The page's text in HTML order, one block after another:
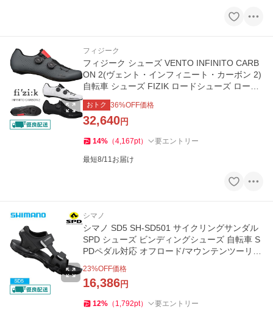
フィジーク
フィジーク シューズ VENTO INFINITO CARB
ON 2(ヴェント・インフィニート・カーボン 2)
自転車 シューズ FIZIK ロードシューズ ロード
バイク
おトク 36%OFF価格
32,640円
14% （4,167pt） 要エントリー
最短8/11お届け
シマノ
シマノ SD5 SH-SD501 サイクリングサンダル
SPD シューズ ビンディングシューズ 自転車 S
PDペダル対応 オフロード/マウンテンツーリン
23%OFF価格
16,386円
12% （ 1,792pt） 要エントリー